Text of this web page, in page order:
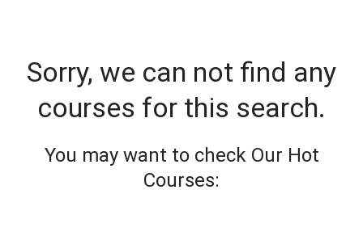
Sorry, we can not find any
courses for this search.
You may want to check Our Hot
Courses: